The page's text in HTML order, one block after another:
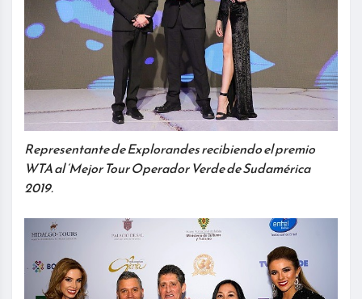
Representante de Explorandes recibiendo el premio
WTA al ‘Mejor Tour Operador Verde de Sudamérica
2019.